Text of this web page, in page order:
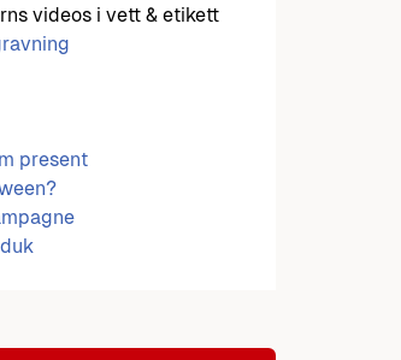
videos i vett & etikett
present